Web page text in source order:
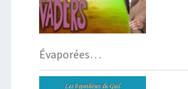
Évaporées…